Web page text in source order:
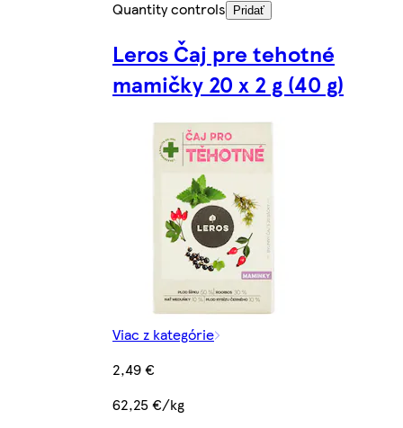
Quantity controls
Pridať
Leros Čaj pre tehotné
mamičky 20 x 2 g (40 g)
Viac z kategórie
2,49 €
62,25 €/kg